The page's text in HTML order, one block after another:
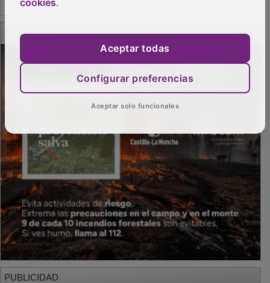
PUBLICIDAD
SECCIONES
Local
Provincia
Sociedad y Cultura
Región
Deportes
Economía
Opinión
NUEVA ALCARRIA
Quiénes somos
Aviso Legal
cookies.
Aceptar todas
Configurar preferencias
Aceptar solo funcionales